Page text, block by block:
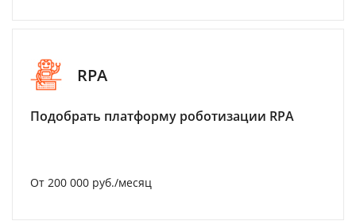
RPA
Подобрать платформу роботизации RPA
От 200 000 руб./месяц